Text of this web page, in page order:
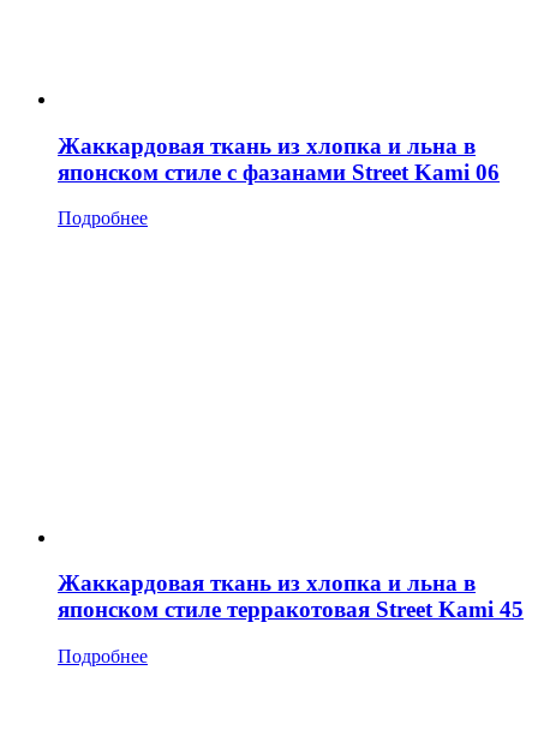
Жаккардовая ткань из хлопка и льна в
японском стиле с фазанами Street Kami 06
Подробнее
Жаккардовая ткань из хлопка и льна в
японском стиле терракотовая Street Kami 45
Подробнее